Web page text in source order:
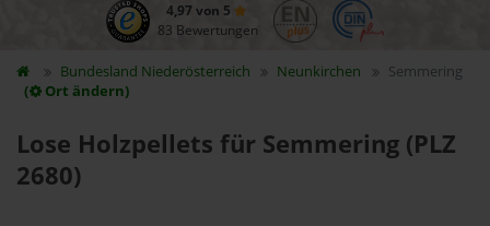
4,97 von 5
83 Bewertungen
Bundesland Niederösterreich Neunkirchen
Semmering
(
Ort ändern)
Lose Holzpellets für Semmering (PLZ
2680)